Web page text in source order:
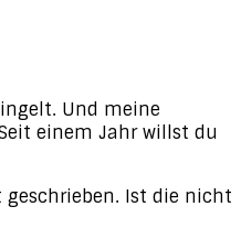
Und meine
einem Jahr willst du
Ist die nicht